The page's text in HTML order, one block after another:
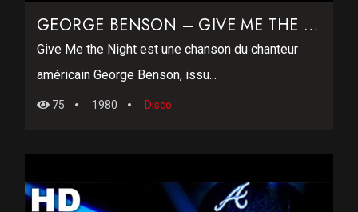
GEORGE BENSON – GIVE ME THE NIGHT
Give Me the Night est une chanson du chanteur
américain George Benson, issu...
75 1980 Disco